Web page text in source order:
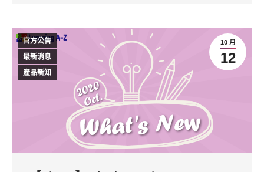
10 月
12
官方公告
最新消息
產品新知